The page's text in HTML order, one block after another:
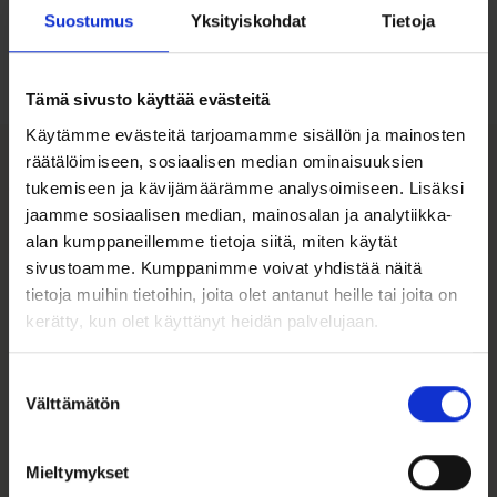
Suostumus Yksityiskohdat Tietoja
Tämä sivusto käyttää evästeitä
Käytämme evästeitä tarjoamamme sisällön ja mainosten
räätälöimiseen, sosiaalisen median ominaisuuksien
tukemiseen ja kävijämäärämme analysoimiseen. Lisäksi
jaamme sosiaalisen median, mainosalan ja analytiikka-
alan kumppaneillemme tietoja siitä, miten käytät
sivustoamme. Kumppanimme voivat yhdistää näitä
tietoja muihin tietoihin, joita olet antanut heille tai joita on
kerätty, kun olet käyttänyt heidän palvelujaan.
valinta
Välttämätön
Mieltymykset
koon valintaan
Tutustu myös